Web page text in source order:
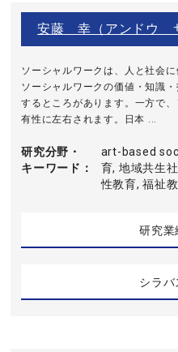
安藤 幸（アンドウ
ソーシャルワークは、人と社会
ソーシャルワークの価値・知識
するところがあります。一方で
有性に左右されます。日本 ...
研究分野・
キーワード
art-based
育, 地域共生
性教育, 福祉
研究業
シラバ